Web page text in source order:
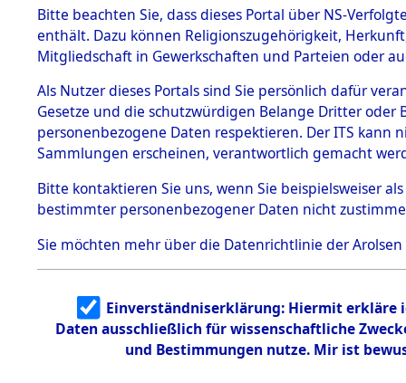
BESTÄNDE
1.
mente
5. Verschiedenes
5.3
Todesmärsche
5.3.1 Alliierte
Erhebungen
zu
Todesmärsch
en
5.3.2
Identifizierun
g
5.3.3
Todesmärsch
und
0001
Bitte beachten Sie, dass dieses Portal über NS-
enthält. Dazu können Religionszugehörigkeit,
Mitgliedschaft in Gewerkschaften und Parteien oder
Als Nutzer dieses Portals sind Sie persönlich dafür
Gesetze und die schutzwürdigen Belange Dritter
personenbezogene Daten respektieren. Der ITS
Sammlungen erscheinen, verantwortlich gemacht
Bitte kontaktieren Sie uns, wenn Sie beispielsweiser
bestimmter personenbezogener Daten nicht
Sie möchten mehr über die Datenrichtlinie der Arolsen
Einverständniserklärung: Hiermit erkläre
Daten ausschließlich für wissenschaftliche
und Bestimmungen nutze. Mir ist